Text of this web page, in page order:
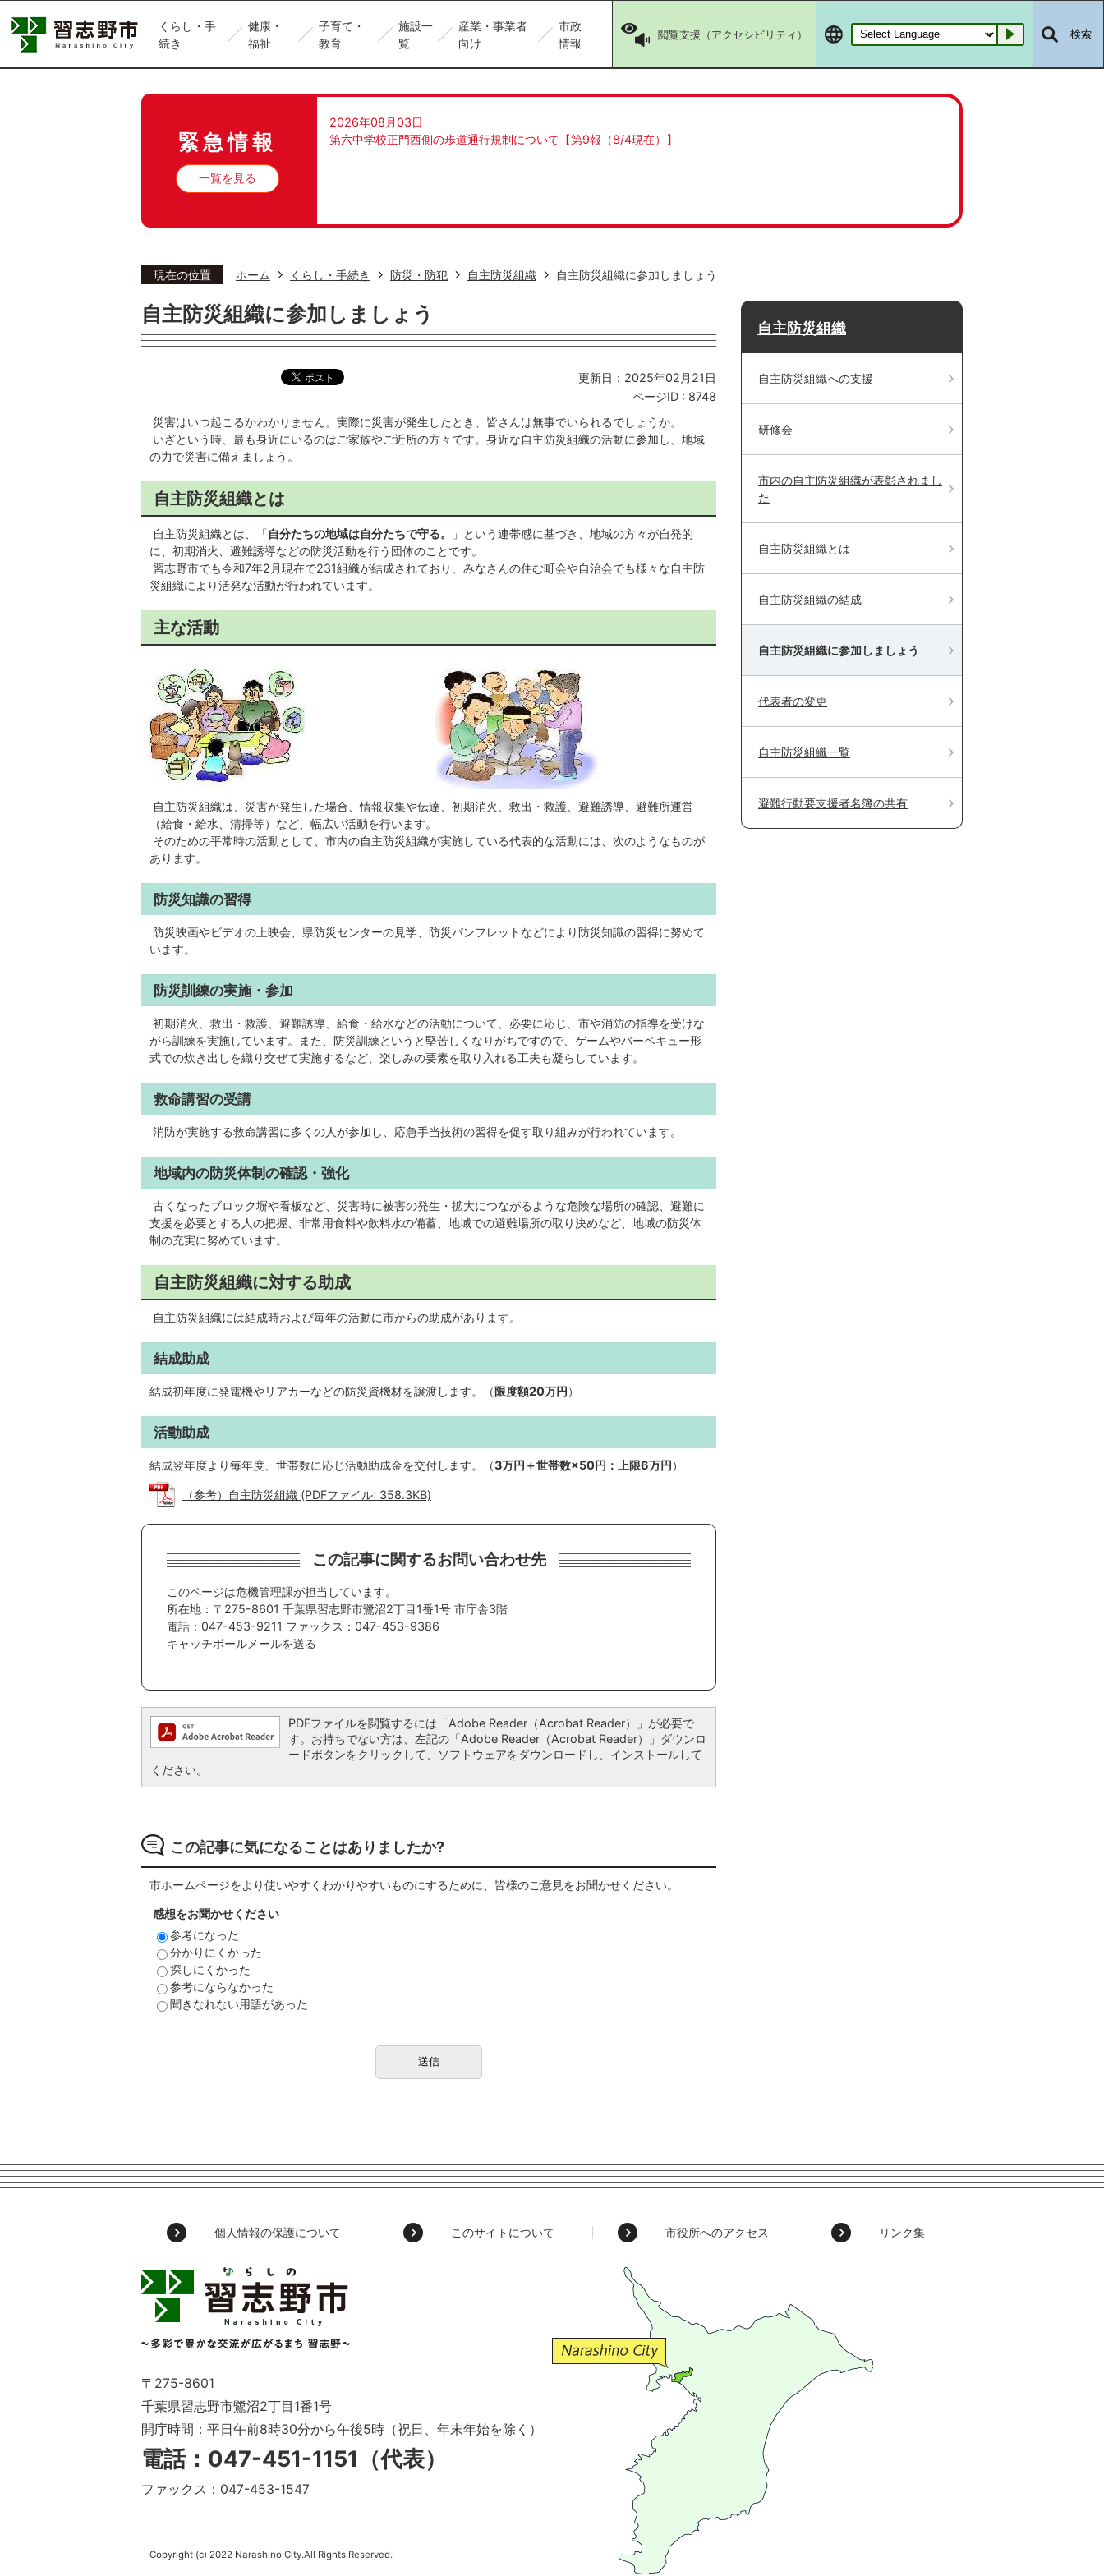
くらし・手
続き
健康・
福祉
子育て・
教育
施設一
覧
産業・事業者
向け
市政
情報
閲覧支援（アクセシビリティ） Go 検索
緊急情報
一覧を見る
2026年08月03日
第六中学校正門西側の歩道通行規制について【第9報（8/4現在）】
現在の位置 ホーム くらし・手続き 防災・防犯 自主防災組織 自主防災組織に参加しましょう
自主防災組織に参加しましょう
更新日：2025年02月21日
ページID : 8748
災害はいつ起こるかわかりません。実際に災害が発生したとき、皆さんは無事でいられるでしょうか。
いざという時、最も身近にいるのはご家族やご近所の方々です。身近な自主防災組織の活動に参加し、地域
の力で災害に備えましょう。
自主防災組織とは
自主防災組織とは、「自分たちの地域は自分たちで守る。
」という連帯感に基づき、地域の方々が自発的
に、初期消火、避難誘導などの防災活動を行う団体のことです。
習志野市でも令和7年2月現在で231組織が結成されており、みなさんの住む町会や自治会でも様々な自主防
災組織により活発な活動が行われています。
主な活動
自主防災組織は、災害が発生した場合、情報収集や伝達、初期消火、救出・救護、避難誘導、避難所運営
（給食・給水、清掃等）など、幅広い活動を行います。
そのための平常時の活動として、市内の自主防災組織が実施している代表的な活動には、次のようなものが
あります。
防災知識の習得
防災映画やビデオの上映会、県防災センターの見学、防災パンフレットなどにより防災知識の習得に努めて
います。
防災訓練の実施・参加
初期消火、救出・救護、避難誘導、給食・給水などの活動について、必要に応じ、市や消防の指導を受けな
がら訓練を実施しています。また、防災訓練というと堅苦しくなりがちですので、ゲームやバーベキュー形
式での炊き出しを織り交ぜて実施するなど、楽しみの要素を取り入れる工夫も凝らしています。
救命講習の受講
消防が実施する救命講習に多くの人が参加し、応急手当技術の習得を促す取り組みが行われています。
地域内の防災体制の確認・強化
古くなったブロック塀や看板など、災害時に被害の発生・拡大につながるような危険な場所の確認、避難に
支援を必要とする人の把握、非常用食料や飲料水の備蓄、地域での避難場所の取り決めなど、地域の防災体
制の充実に努めています。
自主防災組織に対する助成
自主防災組織には結成時および毎年の活動に市からの助成があります。
結成助成
結成初年度に発電機やリアカーなどの防災資機材を譲渡します。（限度額20万円）
活動助成
結成翌年度より毎年度、世帯数に応じ活動助成金を交付します。（3万円＋世帯数×50円：上限6万円）
（参考）自主防災組織 (PDFファイル: 358.3KB)
この記事に関するお問い合わせ先
このページは危機管理課が担当しています。
所在地：〒275-8601 千葉県習志野市鷺沼2丁目1番1号 市庁舎3階
電話：047-453-9211 ファックス：047-453-9386
キャッチボールメールを送る
PDFファイルを閲覧するには「Adobe Reader（Acrobat Reader）」が必要で
す。お持ちでない方は、左記の「Adobe Reader（Acrobat Reader）」ダウンロ
ードボタンをクリックして、ソフトウェアをダウンロードし、インストールして
ください。
この記事に気になることはありましたか?
市ホームページをより使いやすくわかりやすいものにするために、皆様のご意見をお聞かせください。
感想をお聞かせください
参考になった
分かりにくかった
探しにくかった
参考にならなかった
聞きなれない用語があった
自主防災組織
自主防災組織への支援
研修会
市内の自主防災組織が表彰されまし
た
自主防災組織とは
自主防災組織の結成
自主防災組織に参加しましょう
代表者の変更
自主防災組織一覧
避難行動要支援者名簿の共有
個人情報の保護について このサイトについて 市役所へのアクセス リンク集
習
志
Narashino
～
多
彩
で
豊
か
な
交
広
〒275-8601
千葉県習志野市鷺沼2丁目1番1号
開庁時間：平日午前8時30分から午後5時（祝日、年末年始を除く）
電話：047-451-1151（代表）
ファックス：047-453-1547
Copyright (c) 2022 Narashino City.All Rights Reserved.